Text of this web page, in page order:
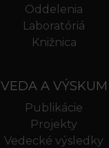
Oddelenia
Laboratóriá
Knižnica
VEDA A VÝSKUM
Publikácie
Projekty
Vedecké výsledky